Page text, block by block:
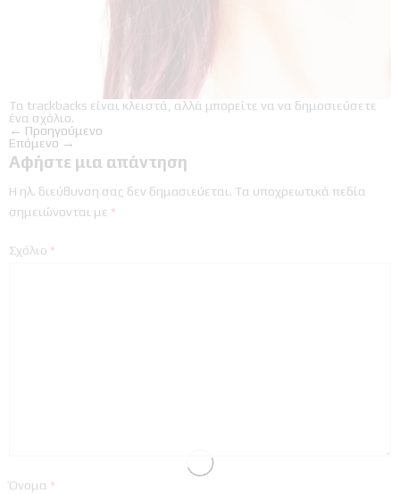
Τα trackbacks είναι κλειστά, αλλά μπορείτε να να δημοσιεύσετε
ένα σχόλιο.
← Προηγούμενο
Επόμενο →
Αφήστε μια απάντηση
Η ηλ. διεύθυνση σας δεν δημοσιεύεται. Τα υποχρεωτικά πεδία
σημειώνονται με *
Σχόλιο *
Όνομα *